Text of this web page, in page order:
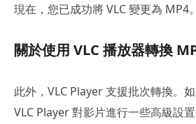
現在，您已成功將 VLC 變更為 MP4。
關於使用 VLC 播放器轉換
此外，VLC Player 支援批次轉換。
VLC Player 對影片進行一些高級設